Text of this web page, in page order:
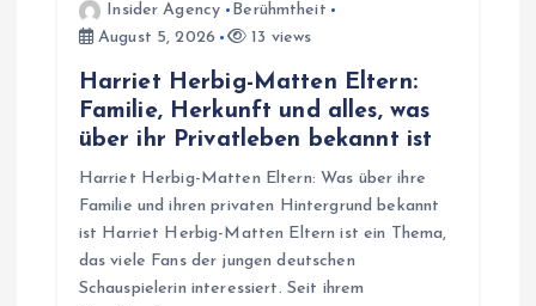
Insider Agency
Berühmtheit
August 5, 2026
13 views
Harriet Herbig-Matten Eltern:
Familie, Herkunft und alles, was
über ihr Privatleben bekannt ist
Harriet Herbig-Matten Eltern: Was über ihre
Familie und ihren privaten Hintergrund bekannt
ist Harriet Herbig-Matten Eltern ist ein Thema,
das viele Fans der jungen deutschen
Schauspielerin interessiert. Seit ihrem